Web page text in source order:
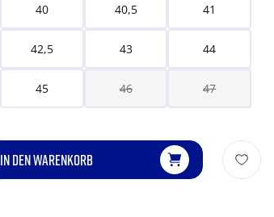
40 40,5 41
42,5 43 44
45 46 47
IN DEN WARENKORB